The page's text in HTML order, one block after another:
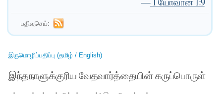
பதிவுசெய்:
இருமொழிப்பதிப்பு (தமிழ் / English)
இந்தநாளுக்குரிய வேதவார்த்தையின் கருப்பொருள்